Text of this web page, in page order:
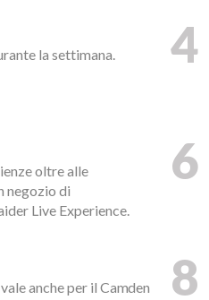
la settimana. 4
oltre alle
negozio di
Live Experience.
6
anche per il Camden
8